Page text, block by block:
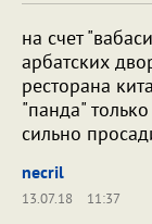
на счет
арбатских
ресторана
"панда"
сильно
necril
13.07.18
11:37